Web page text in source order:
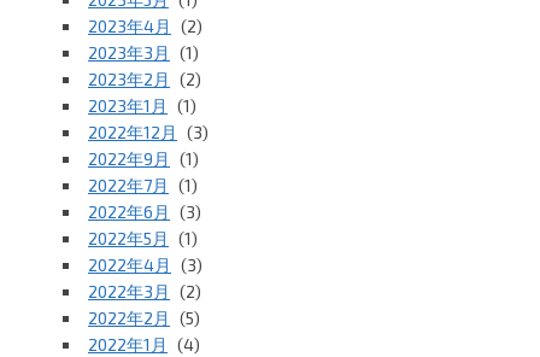
2023年4月
(2)
2023年3月
(1)
2023年2月
(2)
2023年1月
(1)
2022年12月
(3)
2022年9月
(1)
2022年7月
(1)
2022年6月
(3)
2022年5月
(1)
2022年4月
(3)
2022年3月
(2)
2022年2月
(5)
2022年1月
(4)